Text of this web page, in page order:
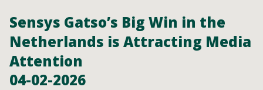
Sensys Gatso’s Big Win in the
Netherlands is Attracting Media
Attention
04-02-2026